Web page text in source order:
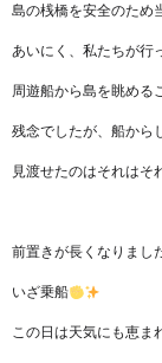
島の桟橋を安全のため
あいにく、私たちが行
周遊船から島を眺める
残念でしたが、船から
見渡せたのはそれはそ
前置きが長くなりまし
いざ乗船
この日は天気にも恵ま